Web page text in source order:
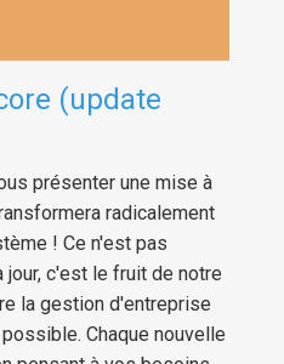
(update
présenter une mise à
radicalement
! Ce n'est pas
c'est le fruit de notre
la gestion d'entreprise
Chaque nouvelle